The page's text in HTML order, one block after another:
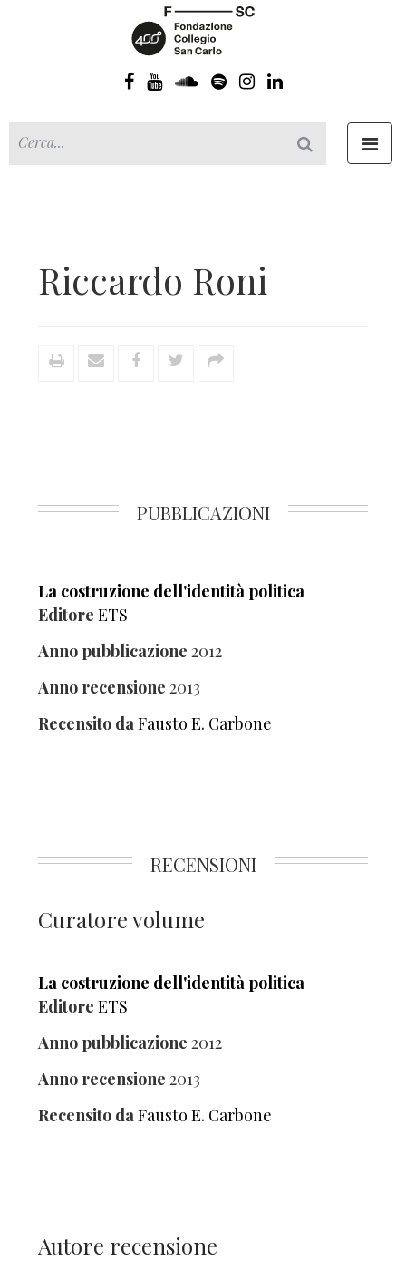
Riccardo Roni
PUBBLICAZIONI
La costruzione dell'identità politica
Editore ETS
Anno pubblicazione 2012
Anno recensione 2013
Recensito daFausto E. Carbone
RECENSIONI
Curatore volume
La costruzione dell'identità politica
Editore ETS
Anno pubblicazione 2012
Anno recensione 2013
Recensito daFausto E. Carbone
Autore recensione